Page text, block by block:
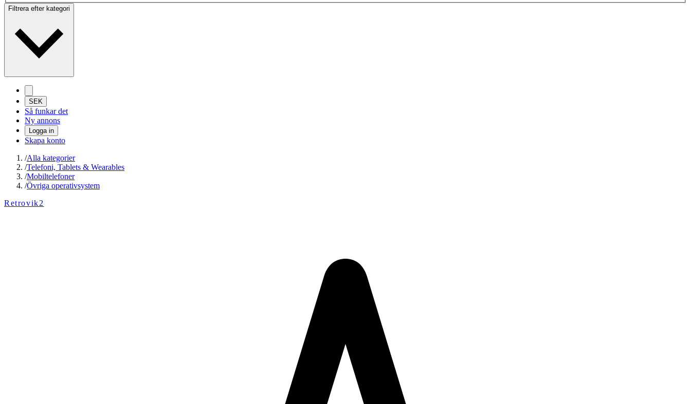
Filtrera efter kategori
SEK
Så funkar det
Ny annons
Logga in
Skapa konto
/Alla kategorier
/Telefoni, Tablets & Wearables
/Mobiltelefoner
/Övriga operativsystem
Retrovik2